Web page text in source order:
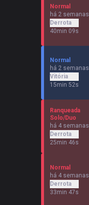
Normal
há 2 semanas
Derrota
40min 09s
Normal
há 2 semanas
Vitória
15min 52s
Ranqueada
Solo/Duo
há 4 semanas
Derrota
25min 46s
Normal
há 4 semanas
Derrota
33min 47s